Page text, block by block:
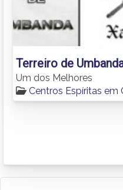
Terreiro de
Um dos Melhores
Centros Espíritas em